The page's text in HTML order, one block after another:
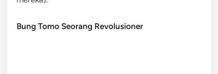
Bung Tomo Seorang Revolusioner